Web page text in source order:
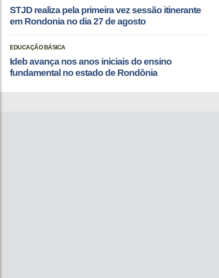
STJD realiza pela primeira vez sessão itinerante
em Rondonia no dia 27 de agosto
EDUCAÇÃO BÁSICA
Ideb avança nos anos iniciais do ensino
fundamental no estado de Rondônia